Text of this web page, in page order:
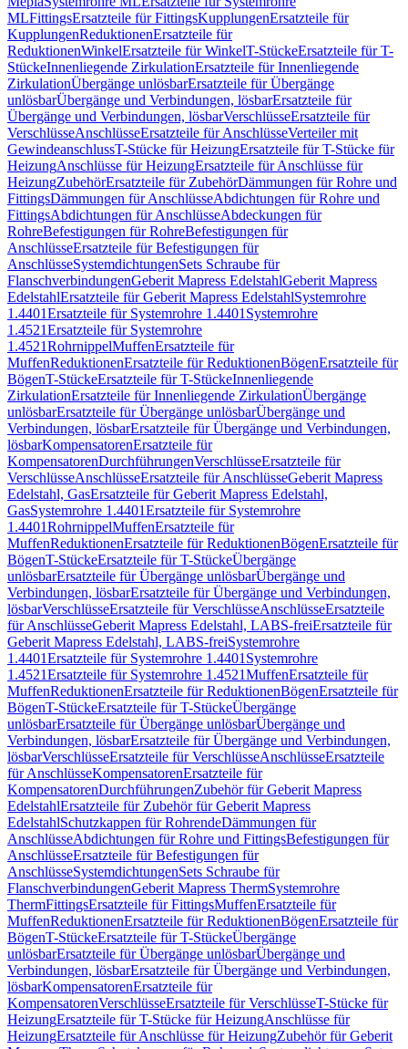
MLFittingsErsatzteile für FittingsKupplungenErsatzteile für
KupplungenReduktionenErsatzteile für
ReduktionenWinkelErsatzteile für WinkelT-StückeErsatzteile für T-
StückeInnenliegende ZirkulationErsatzteile für Innenliegende
ZirkulationÜbergänge unlösbarErsatzteile für Übergänge
unlösbarÜbergänge und Verbindungen, lösbarErsatzteile für
Übergänge und Verbindungen, lösbarVerschlüsseErsatzteile für
VerschlüsseAnschlüsseErsatzteile für AnschlüsseVerteiler mit
GewindeanschlussT-Stücke für HeizungErsatzteile für T-Stücke für
HeizungAnschlüsse für HeizungErsatzteile für Anschlüsse für
HeizungZubehörErsatzteile für ZubehörDämmungen für Rohre und
FittingsDämmungen für AnschlüsseAbdichtungen für Rohre und
FittingsAbdichtungen für AnschlüsseAbdeckungen für
RohreBefestigungen für RohreBefestigungen für
AnschlüsseErsatzteile für Befestigungen für
AnschlüsseSystemdichtungenSets Schraube für
FlanschverbindungenGeberit Mapress EdelstahlGeberit Mapress
EdelstahlErsatzteile für Geberit Mapress EdelstahlSystemrohre
1.4401Ersatzteile für Systemrohre 1.4401 Systemrohre
1.4521Ersatzteile für Systemrohre
1.4521RohrnippelMuffenErsatzteile für
MuffenReduktionenErsatzteile für ReduktionenBögenErsatzteile für
BögenT-StückeErsatzteile für T-StückeInnenliegende
ZirkulationErsatzteile für Innenliegende ZirkulationÜbergänge
unlösbarErsatzteile für Übergänge unlösbarÜbergänge und
Verbindungen, lösbarErsatzteile für Übergänge und Verbindungen,
lösbarKompensatorenErsatzteile für
KompensatorenDurchführungenVerschlüsseErsatzteile für
VerschlüsseAnschlüsseErsatzteile für AnschlüsseGeberit Mapress
Edelstahl, GasErsatzteile für Geberit Mapress Edelstahl,
GasSystemrohre 1.4401Ersatzteile für Systemrohre
1.4401RohrnippelMuffenErsatzteile für
MuffenReduktionenErsatzteile für ReduktionenBögenErsatzteile für
BögenT-StückeErsatzteile für T-StückeÜbergänge
unlösbarErsatzteile für Übergänge unlösbarÜbergänge und
Verbindungen, lösbarErsatzteile für Übergänge und Verbindungen,
lösbarVerschlüsseErsatzteile für VerschlüsseAnschlüsseErsatzteile
für AnschlüsseGeberit Mapress Edelstahl, LABS-freiErsatzteile für
Geberit Mapress Edelstahl, LABS-freiSystemrohre
1.4401Ersatzteile für Systemrohre 1.4401 Systemrohre
1.4521Ersatzteile für Systemrohre 1.4521MuffenErsatzteile für
MuffenReduktionenErsatzteile für ReduktionenBögenErsatzteile für
BögenT-StückeErsatzteile für T-StückeÜbergänge
unlösbarErsatzteile für Übergänge unlösbarÜbergänge und
Verbindungen, lösbarErsatzteile für Übergänge und Verbindungen,
lösbarVerschlüsseErsatzteile für VerschlüsseAnschlüsseErsatzteile
für AnschlüsseKompensatorenErsatzteile für
KompensatorenDurchführungenZubehör für Geberit Mapress
EdelstahlErsatzteile für Zubehör für Geberit Mapress
EdelstahlSchutzkappen für RohrendeDämmungen für
AnschlüsseAbdichtungen für Rohre und FittingsBefestigungen für
AnschlüsseErsatzteile für Befestigungen für
AnschlüsseSystemdichtungenSets Schraube für
FlanschverbindungenGeberit Mapress ThermSystemrohre
ThermFittingsErsatzteile für FittingsMuffenErsatzteile für
MuffenReduktionenErsatzteile für ReduktionenBögenErsatzteile für
BögenT-StückeErsatzteile für T-StückeÜbergänge
unlösbarErsatzteile für Übergänge unlösbarÜbergänge und
Verbindungen, lösbarErsatzteile für Übergänge und Verbindungen,
lösbarKompensatorenErsatzteile für
KompensatorenVerschlüsseErsatzteile für VerschlüsseT-Stücke für
HeizungErsatzteile für T-Stücke für HeizungAnschlüsse für
HeizungErsatzteile für Anschlüsse für HeizungZubehör für Geberit